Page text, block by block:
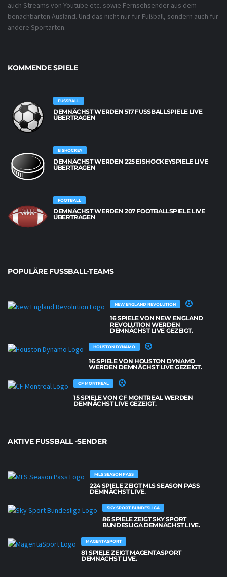
auch Streams von Youtube etc. sowie Fernsehsender aus dem
benachbarten Ausland. Und das nicht nur für Fußball, sondern auch für
andere Sportarten.
KOMMENDE SPIELE
FUSSBALL
DEMNÄCHST WERDEN 517 FUSSBALLSPIELE LIVE Ü
BERTRAGEN
EISHOCKEY
DEMNÄCHST WERDEN 225 EISHOCKEYSPIELE LIVE
ÜBERTRAGEN
FOOTBALL
DEMNÄCHST WERDEN 207 FOOTBALLSPIELE LIVE
ÜBERTRAGEN
POPULÄRE FUSSBALL-TEAMS
NEW ENGLAND REVOLUTION
16 SPIELE VON NEW ENGLAND
REVOLUTION WERDEN
DEMNÄCHST LIVE GEZEIGT.
HOUSTON DYNAMO
16 SPIELE VON HOUSTON DYNAMO
WERDEN DEMNÄCHST LIVE GEZEIGT.
CF MONTREAL
15 SPIELE VON CF MONTREAL WERDEN
DEMNÄCHST LIVE GEZEIGT.
AKTIVE FUSSBALL -SENDER
MLS SEASON PASS
224 SPIELE ZEIGT MLS SEASON PASS
DEMNÄCHST LIVE.
SKY SPORT BUNDESLIGA
86 SPIELE ZEIGT SKY SPORT
BUNDESLIGA DEMNÄCHST LIVE.
MAGENTASPORT
81 SPIELE ZEIGT MAGENTASPORT
DEMNÄCHST LIVE.